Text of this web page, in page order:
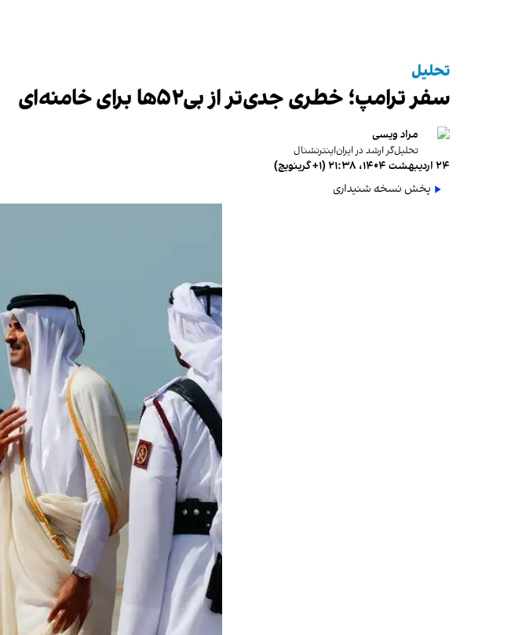
تحلیل
سفر ترامپ؛ خطری جدی‌تر از بی‌۵۲ها برای خامنه‌ای
مراد ویسی
تحلیل‌گر ارشد در ایران‌اینترنشنال
۲۴ اردیبهشت ۱۴۰۴، ۲۱:۳۸ (‎+۱ گرینویچ)
پخش نسخه شنیداری